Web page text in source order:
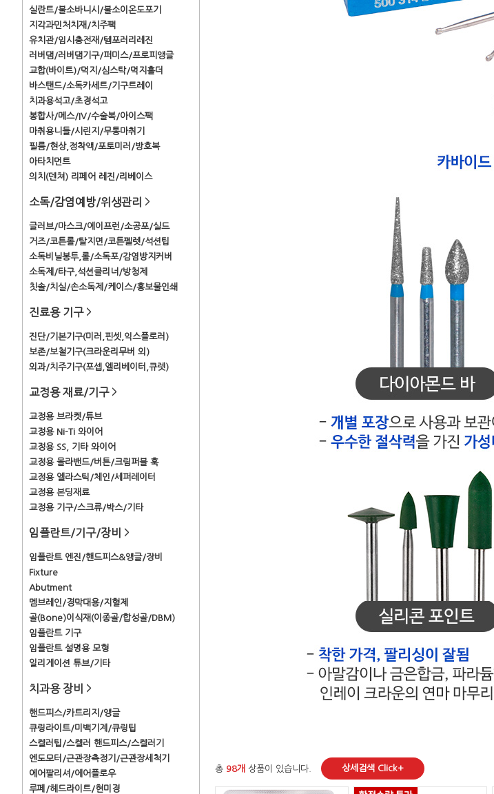
실란트/불소바니시/불소이온도포기
지각과민처치재/치주팩
유치관/임시충전재/템포러리레진
러버댐/러버댐기구/퍼미스/프로피앵글
교합(바이트)/먹지/심스탁/먹지홀더
바스탠드/소독카세트/기구트레이
치과용석고/초경석고
봉합사/메스/IV/수술복/아이스팩
마취용니들/시린지/무통마취기
필름/현상,정착액/포토미러/방호복
아타치먼트
의치(덴쳐) 리페어 레진/리베이스
소독/감염예방/위생관리 >
글러브/마스크/에이프런/소공포/실드
거즈/코튼롤/탈지면/코튼펠렛/석션팁
소독비닐봉투,롤/소독포/감염방지커버
소독제/타구,석션클리너/방청제
칫솔/치실/손소독제/케이스/홍보물인쇄
진료용 기구 >
진단/기본기구(미러,핀셋,익스플로러)
보존/보철기구(크라운리무버 외)
외과/치주기구(포셉,엘리베이터,큐렛)
교정용 재료/기구 >
교정용 브라켓/튜브
교정용 Ni-Ti 와이어
교정용 SS, 기타 와이어
교정용 몰라밴드/버튼/크림퍼블 훅
교정용 엘라스틱/체인/세퍼레이터
교정용 본딩재료
교정용 기구/스크류/박스/기타
임플란트/기구/장비 >
임플란트 엔진/핸드피스&앵글/장비
Fixture
Abutment
멤브레인/경막대용/지혈제
골(Bone)이식재(이종골/합성골/DBM)
임플란트 기구
임플란트 설명용 모형
일리게이션 튜브/기타
치과용 장비 >
핸드피스/카트리지/앵글
큐링라이트/미백기계/큐링팁
스켈러팁/스켈러 핸드피스/스켈러기
엔도모터/근관장측정기/근관장세척기
에어팔리셔/에어플로우
루페/헤드라이트/현미경
총 98개 상품이 있습니다. 상세검색 Click+